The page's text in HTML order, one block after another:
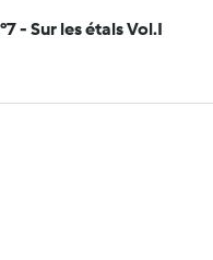
- Sur les étals Vol.I